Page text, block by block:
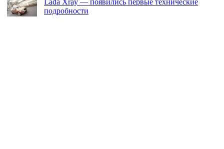
Lada Xray — появились первые технические
подробности